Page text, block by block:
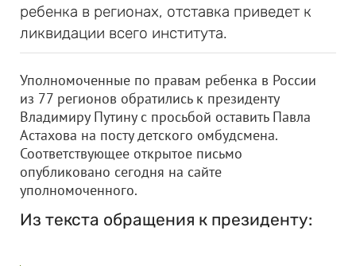
ребенка в регионах, отставка приведет к
ликвидации всего института.
Уполномоченные по правам ребенка в России
из 77 регионов обратились к президенту
Владимиру Путину с просьбой оставить Павла
Астахова на посту детского омбудсмена.
Соответствующее открытое письмо
опубликовано сегодня на сайте
уполномоченного.
Из текста обращения к президенту: